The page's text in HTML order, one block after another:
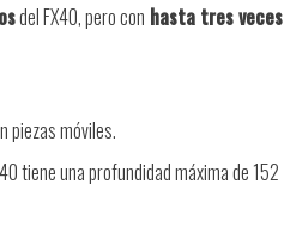
del FX40, pero con hasta tres veces
piezas móviles.
tiene una profundidad máxima de 152